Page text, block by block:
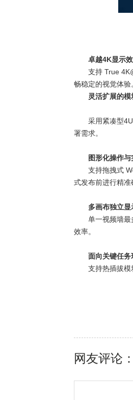
卓越4K显示
支持 True
畅稳定的视觉体验
灵活扩展的模
采用紧凑型4U
署需求。
图形化操作
支持拖拽式
式发布前进行精准
多画布独立显
单一视频墙最
效率。
面向关键任
支持热插拔模
网友评论：